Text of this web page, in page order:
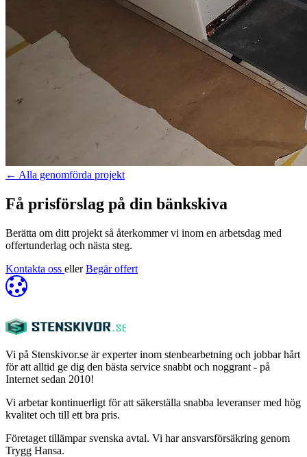
← Alla genomförda projekt
Få prisförslag på din bänkskiva
Berätta om ditt projekt så återkommer vi inom en arbetsdag med
offertunderlag och nästa steg.
Kontakta oss eller Begär offert
Vi på Stenskivor.se är experter inom stenbearbetning och jobbar hårt
för att alltid ge dig den bästa service snabbt och noggrant - på
Internet sedan 2010!
Vi arbetar kontinuerligt för att säkerställa snabba leveranser med hög
kvalitet och till ett bra pris.
Företaget tillämpar svenska avtal. Vi har ansvarsförsäkring genom
Trygg Hansa.